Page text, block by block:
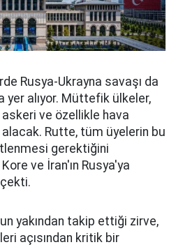
Rusya-Ukrayna savaşı da
yer alıyor. Müttefik ülkeler,
ve özellikle hava
Rutte, tüm üyelerin bu
gerektiğini
ve İran'ın Rusya'ya
yakından takip ettiği zirve,
açısından kritik bir